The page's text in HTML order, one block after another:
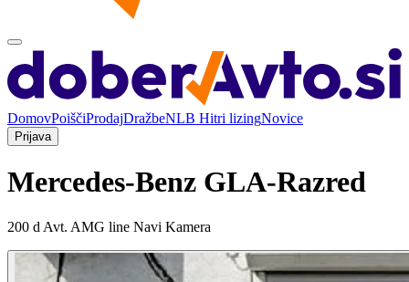
DomovPoiščiProdajDražbeNLB Hitri lizingNovice
Prijava
Mercedes-Benz GLA-Razred
200 d Avt. AMG line Navi Kamera